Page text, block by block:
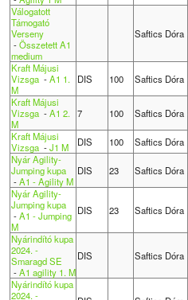
Válogatott
Támogató
Verseny
-Összetett A1
medium
Saftics Dóra
Kraft Májusi
Vizsga-A1 1.
M
DIS 100 Saftics Dóra
Kraft Májusi
Vizsga-A1 2.
M
7 100 Saftics Dóra
Kraft Májusi
Vizsga-J1 M DIS 100 Saftics Dóra
Nyár Agility-
Jumping kupa
-A1 - Agility M
DIS 23 Saftics Dóra
Nyár Agility-
Jumping kupa
-A1 - Jumping
M
DIS 23 Saftics Dóra
Nyárindító kupa
2024. -
Smaragd SE
-A1 agility 1. M
DIS Saftics Dóra
Nyárindító kupa
2024. -